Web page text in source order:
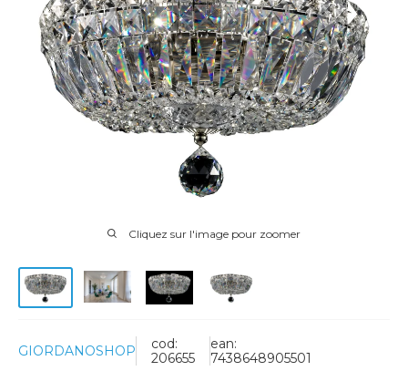
Cliquez sur l'image pour zoomer
GIORDANOSHOP
cod:
206655
ean:
7438648905501